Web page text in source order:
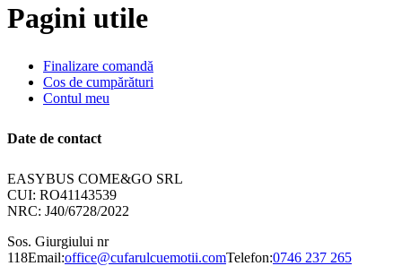
Pagini utile
Finalizare comandă
Cos de cumpărături
Contul meu
Date de contact
EASYBUS COME&GO SRL
CUI: RO41143539
NRC: J40/6728/2022
Sos. Giurgiului nr
118Email:office@cufarulcuemotii.comTelefon:0746 237 265